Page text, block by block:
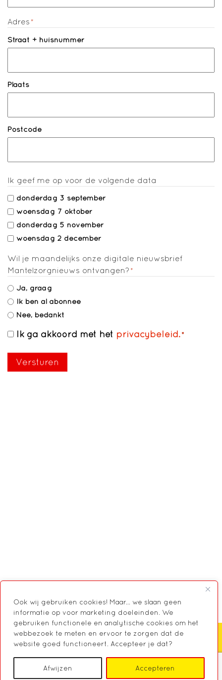
Ook wij gebruiken cookies! Maar... we slaan geen
informatie op voor marketing doeleinden. We
gebruiken functionele en analytische cookies om het
webbezoek te meten en ervoor te zorgen dat de
website goed functioneert. Accepteer je dat?
Afwijzen Accepteren
Adres *
Straat + huisnummer
Plaats
Postcode
Ik geef me op voor de volgende data
donderdag 3 september
woensdag 7 oktober
donderdag 5 november
woensdag 2 december
Wil je maandelijks onze digitale nieuwsbrief
Mantelzorgnieuws ontvangen? *
Ja, graag
Ik ben al abonnee
Nee, bedankt
Toestemming *
Ik ga akkoord met het privacybeleid. *
Versturen
Zoeken